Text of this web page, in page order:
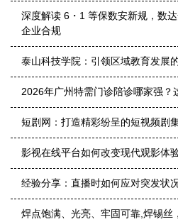
深度解读 6・1 等保数安新规，数
企业合规
泰山科技学院：引领区域教育发展
2026年广州特需门诊陪诊哪家强？
短剧网：打造精彩纷呈的短视频剧
影视在线平台如何改变现代观影体
经验分享：直播时如何应对突发状
焊点饱满、光亮、牢固可靠,焊锡丝